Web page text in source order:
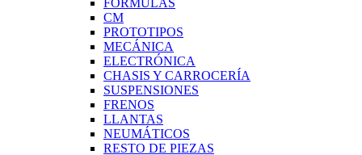
FÓRMULAS
CM
PROTOTIPOS
MECÁNICA
ELECTRÓNICA
CHASIS Y CARROCERÍA
SUSPENSIONES
FRENOS
LLANTAS
NEUMÁTICOS
RESTO DE PIEZAS